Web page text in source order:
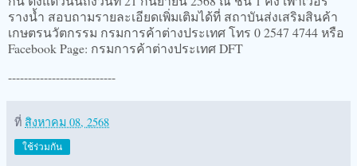
รางน้ำ สอบถามรายละเอียดเพิ่มเติมได้ที่ สถาบันส่งเสริมสินค้า
เกษตรนวัตกรรม กรมการค้าต่างประเทศ โทร 0 2547 4744 หรือ
Facebook Page: กรมการค้าต่างประเทศ DFT
---------------------------
ที่ สิงหาคม 08, 2568
ใช้ร่วมกัน